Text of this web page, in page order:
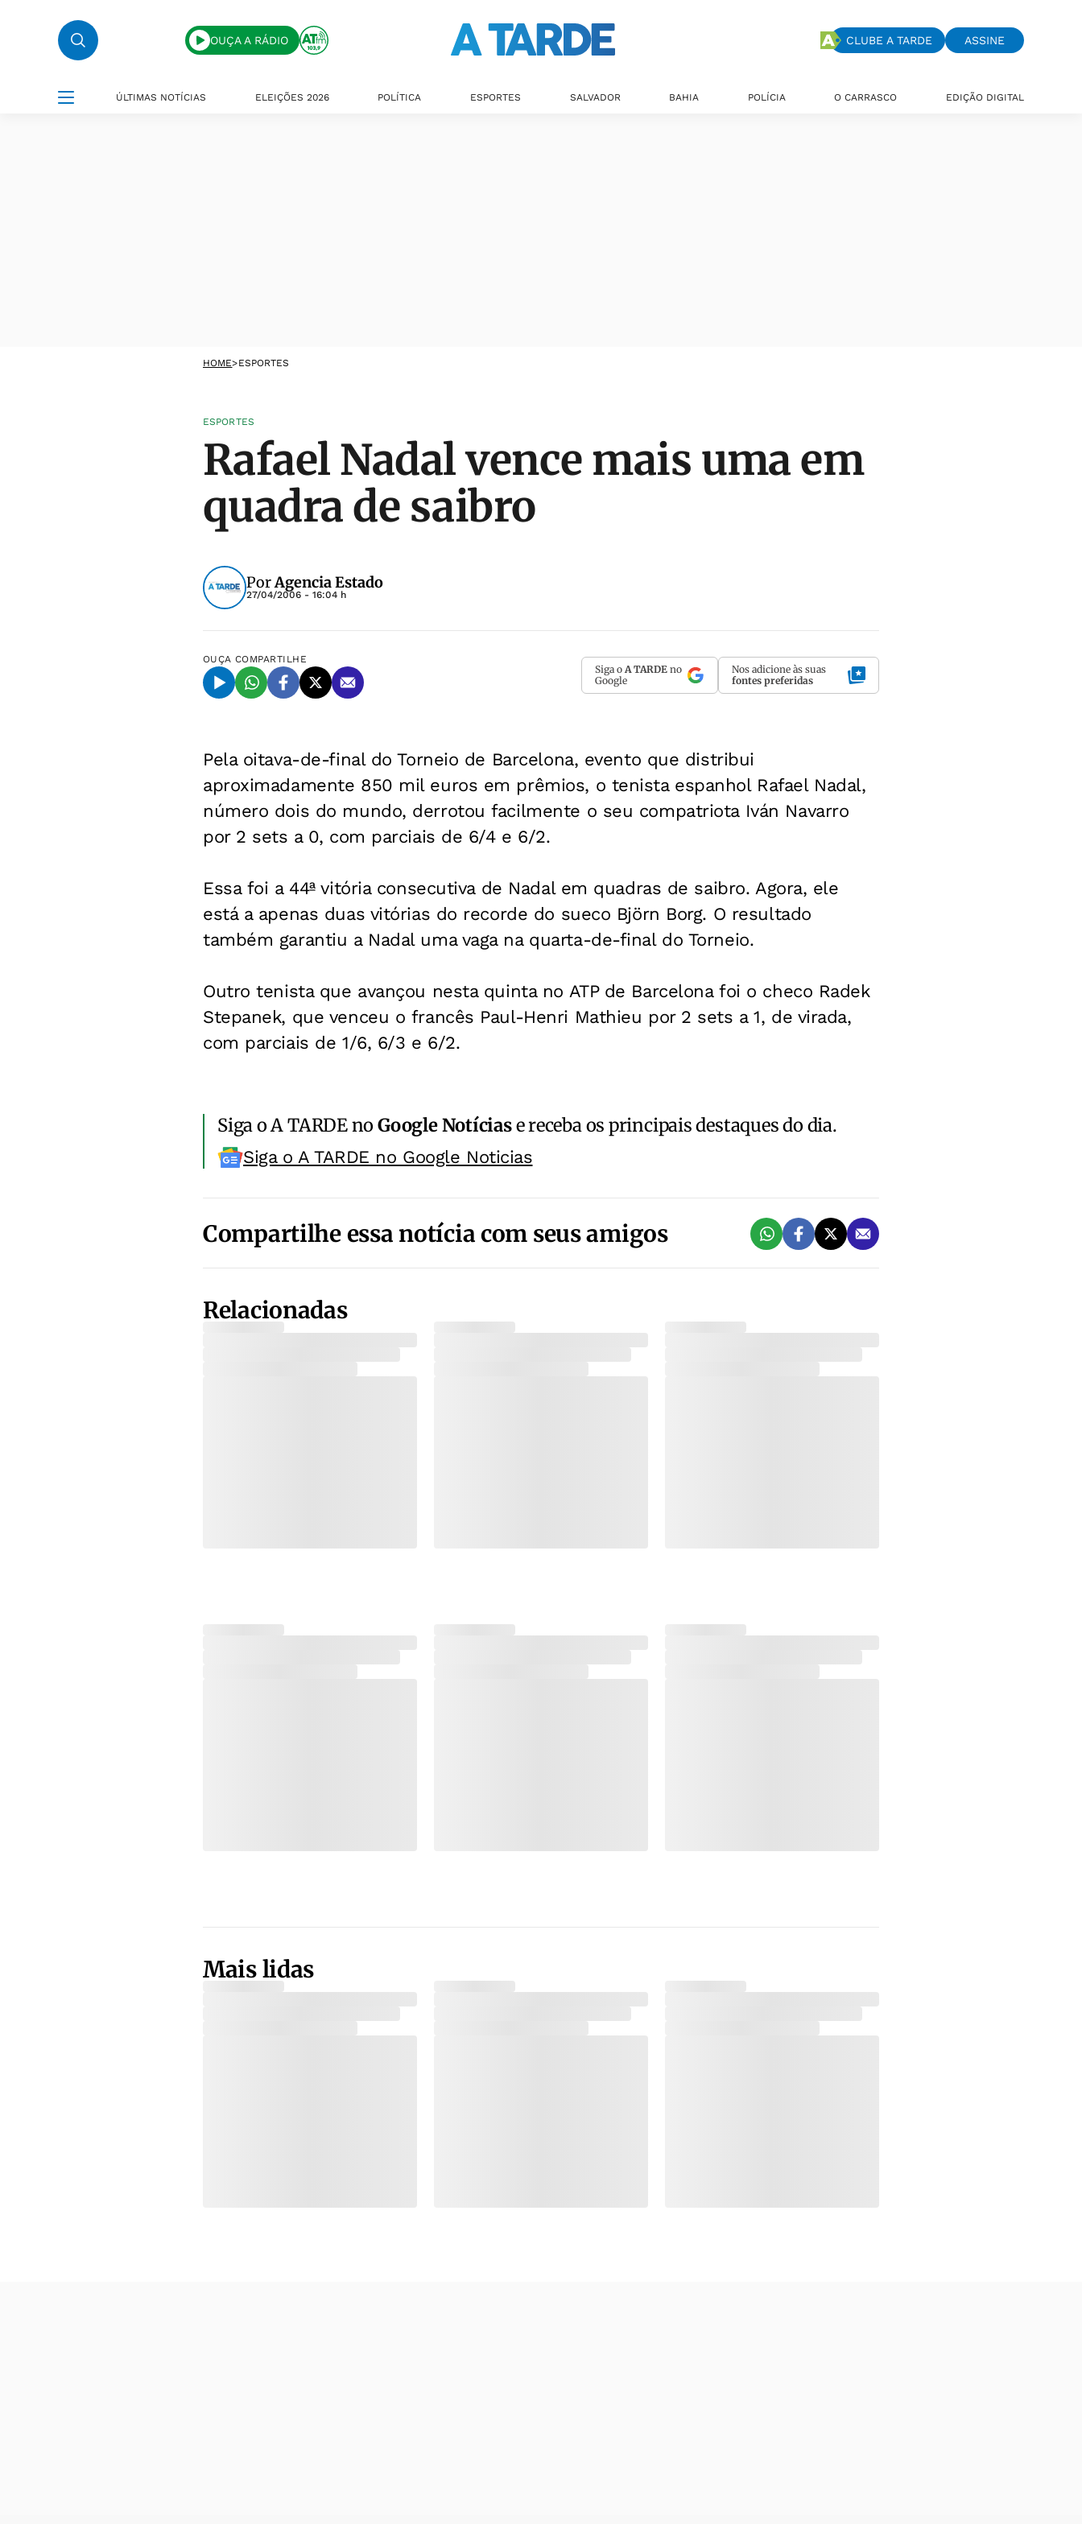
OUÇA A RÁDIO CLUBE A TARDE ASSINE
ÚLTIMAS NOTÍCIAS ELEIÇÕES 2026 POLÍTICA ESPORTES SALVADOR BAHIA POLÍCIA O CARRASCO EDIÇÃO DIGITAL
HOME>ESPORTES
ESPORTES
Rafael Nadal vence mais uma em
quadra de saibro
PorAgencia Estado
27/04/2006 - 16:04 h
OUÇA COMPARTILHE
Siga o A TARDE no
Google
Nos adicione às suas
fontes preferidas
Pela oitava-de-final do Torneio de Barcelona, evento que distribui
aproximadamente 850 mil euros em prêmios, o tenista espanhol Rafael Nadal,
número dois do mundo, derrotou facilmente o seu compatriota Iván Navarro
por 2 sets a 0, com parciais de 6/4 e 6/2.
Essa foi a 44ª vitória consecutiva de Nadal em quadras de saibro. Agora, ele
está a apenas duas vitórias do recorde do sueco Björn Borg. O resultado
também garantiu a Nadal uma vaga na quarta-de-final do Torneio.
Outro tenista que avançou nesta quinta no ATP de Barcelona foi o checo Radek
Stepanek, que venceu o francês Paul-Henri Mathieu por 2 sets a 1, de virada,
com parciais de 1/6, 6/3 e 6/2.
Siga o A TARDE noGoogle Notíciase receba os principais destaques do dia.
Siga o A TARDE no Google Noticias
Compartilhe essa notícia com seus amigos
Relacionadas
Mais lidas